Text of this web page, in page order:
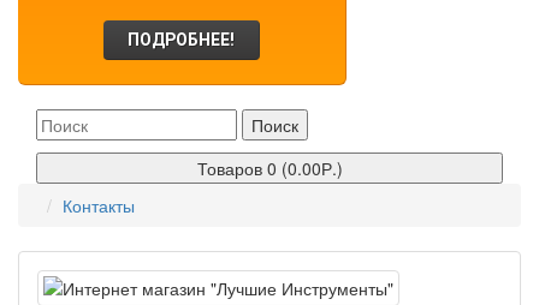
ПОДРОБНЕЕ!
Поиск
Товаров 0 (0.00Р.)
Контакты